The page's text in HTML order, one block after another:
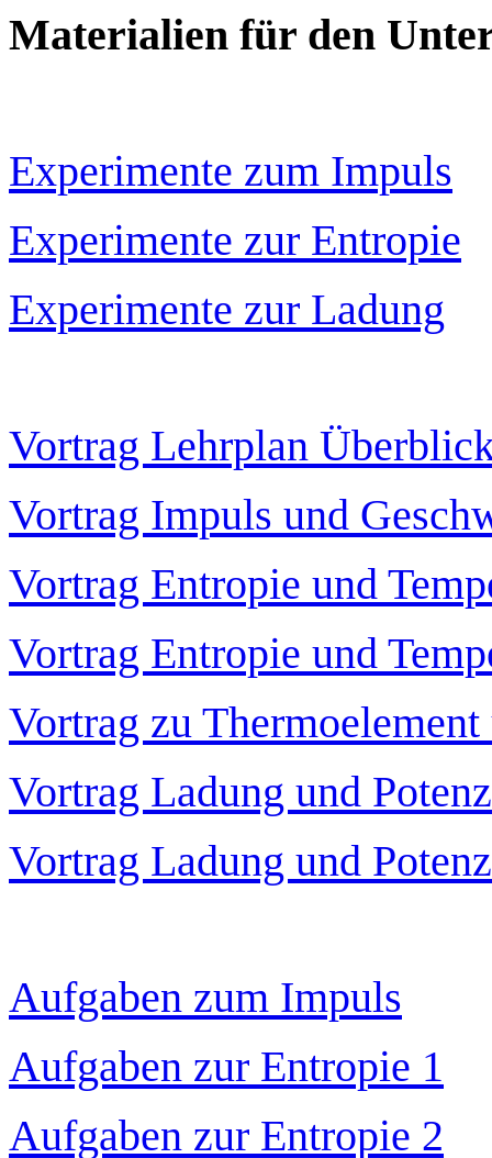
Materialien für den
Experimente zum Impuls
Experimente zur Entropie
Experimente zur Ladung
Vortrag Lehrplan
Vortrag Impuls und
Vortrag Entropie und
Vortrag Entropie und
Vortrag zu
Vortrag Ladung und
Vortrag Ladung und
Aufgaben zum Impuls
Aufgaben zur Entropie 1
Aufgaben zur Entropie 2